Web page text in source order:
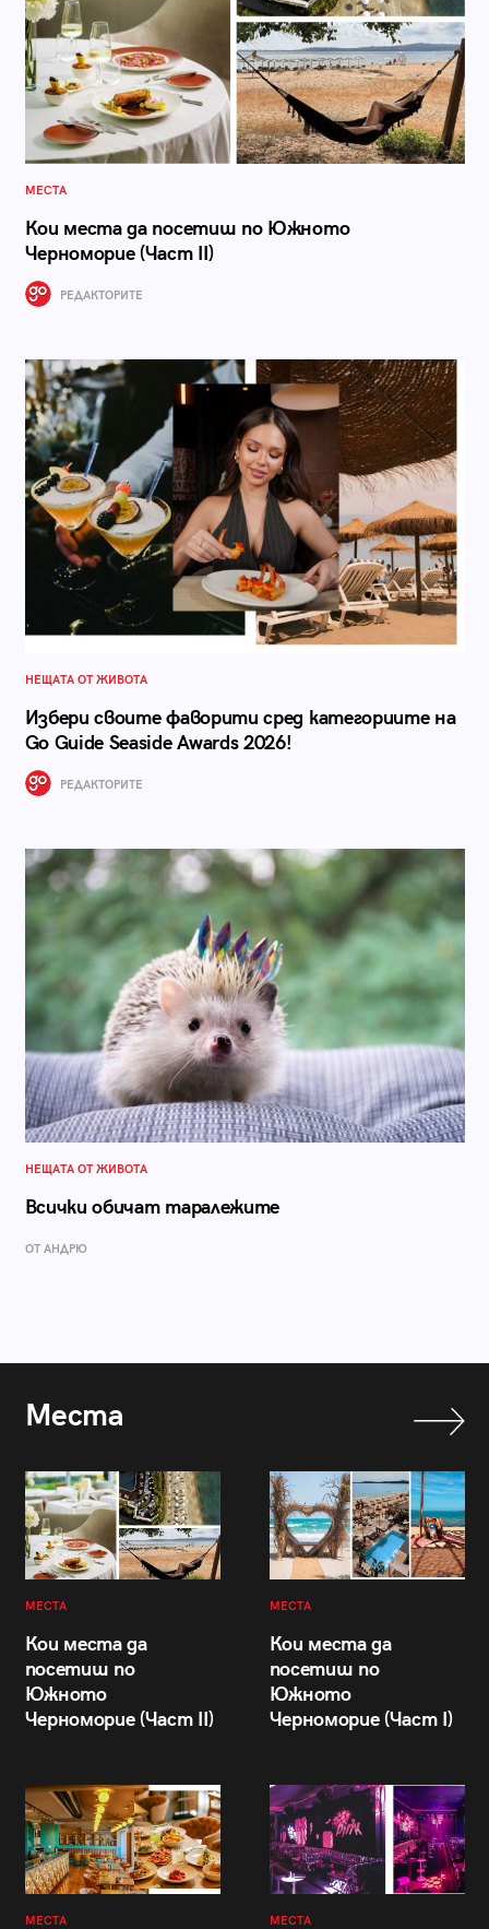
МЕСТА
Кои места да посетиш по Южното
Черноморие (Част II)
РЕДАКТОРИТЕ
НЕЩАТА ОТ ЖИВОТА
Избери своите фаворити сред категориите на
Go Guide Seaside Awards 2026!
РЕДАКТОРИТЕ
НЕЩАТА ОТ ЖИВОТА
Всички обичат таралежите
ОТ АНДРЮ
Места
МЕСТА
Кои места да
посетиш по
Южното
Черноморие (Част II)
МЕСТА
Кои места да
посетиш по
Южното
Черноморие (Част I)
МЕСТА МЕСТА